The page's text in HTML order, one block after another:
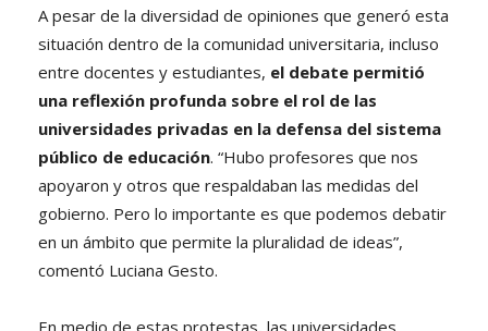
A pesar de la diversidad de opiniones que generó esta
situación dentro de la comunidad universitaria, incluso
entre docentes y estudiantes, el debate permitió
una reflexión profunda sobre el rol de las
universidades privadas en la defensa del sistema
público de educación. “Hubo profesores que nos
apoyaron y otros que respaldaban las medidas del
gobierno. Pero lo importante es que podemos debatir
en un ámbito que permite la pluralidad de ideas”,
comentó Luciana Gesto.
En medio de estas protestas, las universidades